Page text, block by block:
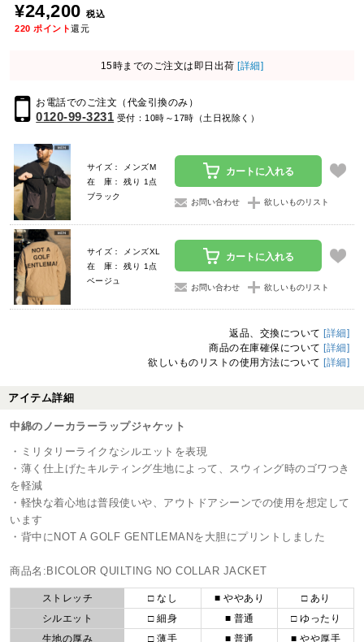
¥24,200 税込
220 ポイント還元
15時までのご注文は即日出荷 [詳細]
お電話でのご注文（代金引換のみ）
0120-99-3231 受付：10時～17時（土日祝除く）
サイズ： メンズM
在 庫： 残り 1点
ブラック
カートに入れる
お問い合わせ 欲しいものリスト
サイズ： メンズXL
在 庫： 残り 1点
ベージュ
カートに入れる
お問い合わせ 欲しいものリスト
返品、交換について [詳細]
商品の在庫確保について [詳細]
欲しいものリストの使用方法について [詳細]
アイテム詳細
中綿のノーカラーラップジャケット
・ミリタリーライクなシルエットを表現
・薄く仕上げたキルティング生地によって、スウィング時のゴワつき
を軽減
・軽快な着心地は普段使いや、アウトドアシーンでの使用を想定して
います
・背中にNOT A GOLF GENTLEMANを大胆にプリントしました
商品名:BICOLOR QUILTING NO COLLAR JACKET
ストレッチ □ なし ■ ややあり
□ あり
シルエット
□ 細身 ■ 普通
□ ゆったり
生地の厚み
□ 薄手 ■ 普通 ■ やや厚手